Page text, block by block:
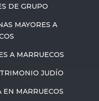
DE GRUPO
MAYORES A
A MARRUECOS
JUDÍO
EN MARRUECOS